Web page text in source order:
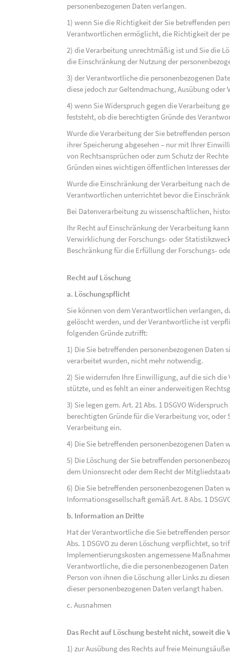
personenbezogenen Daten verlangen.
1) wenn Sie die Richtigkeit der Sie betreffenden
Verantwortlichen ermöglicht, die Richtigkeit der
2) die Verarbeitung unrechtmäßig ist und Sie die
die Einschränkung der Nutzung der
3) der Verantwortliche die personenbezogenen
diese jedoch zur Geltendmachung, Ausübung
4) wenn Sie Widerspruch gegen die Verarbeitung
feststeht, ob die berechtigten Gründe des
Wurde die Verarbeitung der Sie betreffenden
ihrer Speicherung abgesehen – nur mit Ihrer
von Rechtsansprüchen oder zum Schutz der
Gründen eines wichtigen öffentlichen Interesses
Wurde die Einschränkung der Verarbeitung nach
Verantwortlichen unterrichtet bevor die
Bei Datenverarbeitung zu wissenschaftlichen,
Ihr Recht auf Einschränkung der Verarbeitung
Verwirklichung der Forschungs- oder
Beschränkung für die Erfüllung der Forschungs-
Recht auf Löschung
a. Löschungspflicht
Sie können von dem Verantwortlichen verlangen,
gelöscht werden, und der Verantwortliche ist
folgenden Gründe zutrifft:
1) Die Sie betreffenden personenbezogenen Daten
verarbeitet wurden, nicht mehr notwendig.
2) Sie widerrufen Ihre Einwilligung, auf die sich die
stützte, und es fehlt an einer anderweitigen
3) Sie legen gem. Art. 21 Abs. 1 DSGVO
berechtigten Gründe für die Verarbeitung vor, oder
Verarbeitung ein.
4) Die Sie betreffenden personenbezogenen
5) Die Löschung der Sie betreffenden
dem Unionsrecht oder dem Recht der
6) Die Sie betreffenden personenbezogenen Daten
Informationsgesellschaft gemäß Art. 8 Abs. 1
b. Information an Dritte
Hat der Verantwortliche die Sie betreffenden
Abs. 1 DSGVO zu deren Löschung verpflichtet, so
Implementierungskosten angemessene
Verantwortliche, die die personenbezogenen
Person von ihnen die Löschung aller Links zu
dieser personenbezogenen Daten verlangt haben.
c. Ausnahmen
Das Recht auf Löschung besteht nicht, soweit
1) zur Ausübung des Rechts auf freie